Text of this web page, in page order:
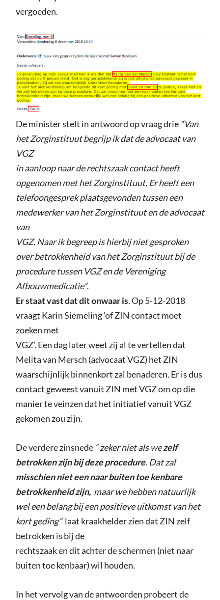
vergoeden.
De minister stelt in antwoord op vraag drie “Van
het Zorginstituut begrijp ik dat de advocaat van
VGZ
in aanloop naar de rechtszaak contact heeft
opgenomen met het Zorginstituut. Er heeft een
telefoongesprek plaatsgevonden tussen een
medewerker van het Zorginstituut en de advocaat
van
VGZ. Naar ik begreep is hierbij niet gesproken
over betrokkenheid van het Zorginstituut bij de
procedure tussen VGZ en de Vereniging
Afbouwmedicatie”.
Er staat vast dat dit onwaar is. Op 5-12-2018
vraagt Karin Siemeling ‘of ZIN contact moet
zoeken met
VGZ’. Een dag later weet zij al te vertellen dat
Melita van Mersch (advocaat VGZ) het ZIN
waarschijnlijk binnenkort zal benaderen. Er is dus
contact geweest vanuit ZIN met VGZ om op die
manier te veinzen dat het initiatief vanuit VGZ
gekomen zou zijn.
De verdere zinsnede “ zeker niet als wezelf
betrokken zijn bij deze procedure. Dat zal
misschien niet een naar buiten toe kenbare
betrokkenheid zijn,maar we hebben natuurlijk
wel een belang bij een positieve uitkomst van het
kort geding” laat kraakhelder zien dat ZIN zelf
betrokken is bij de
rechtszaak en dit achter de schermen (niet naar
buiten toe kenbaar) wil houden.
In het vervolg van de antwoorden probeert de